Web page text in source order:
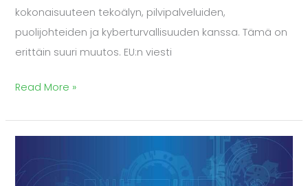
kokonaisuuteen tekoälyn, pilvipalveluiden,
puolijohteiden ja kyberturvallisuuden kanssa. Tämä on
erittäin suuri muutos. EU:n viesti
Read More »
kuuli